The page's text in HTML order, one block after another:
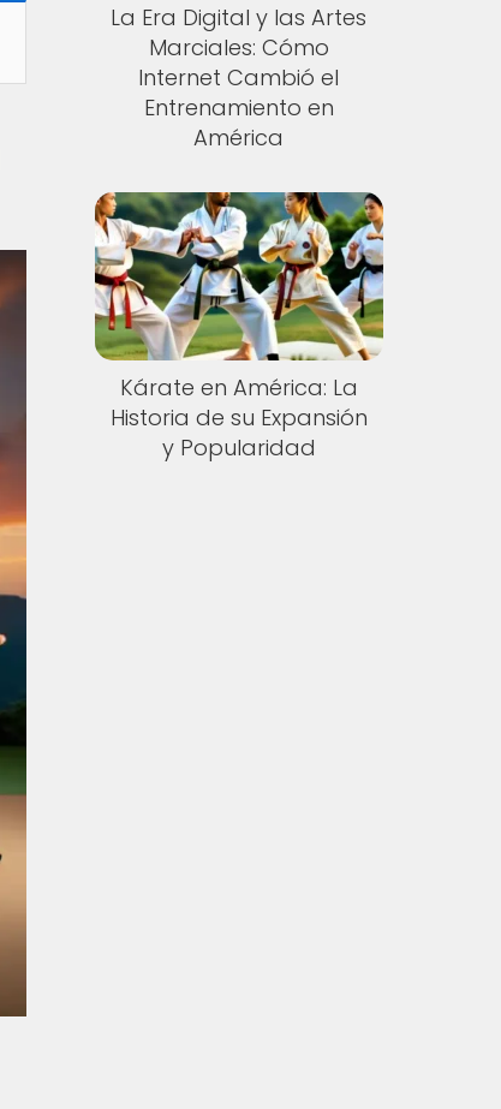
La Era Digital y las Artes
Marciales: Cómo
Internet Cambió el
Entrenamiento en
América
Kárate en América: La
Historia de su Expansión
y Popularidad